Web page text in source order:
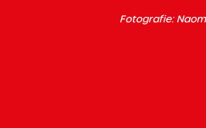
Fotografie: